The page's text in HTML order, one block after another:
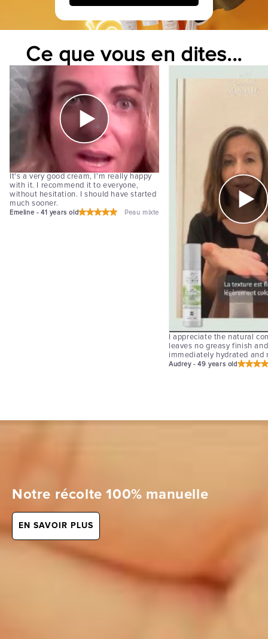
Ce que vous en dites...
It's a very good cream, I'm really happy
with it. I recommend it to everyone,
without hesitation. I should have started
much sooner.
Emeline - 41 years old Peau mixte
I appreciate the natural
leaves no greasy finish
immediately hydrated and
Audrey - 49 years old
Notre récolte 100% manuelle
EN SAVOIR PLUS